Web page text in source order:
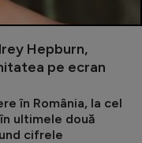
Hepburn,
pe ecran
în România, la cel
ultimele două
cifrele